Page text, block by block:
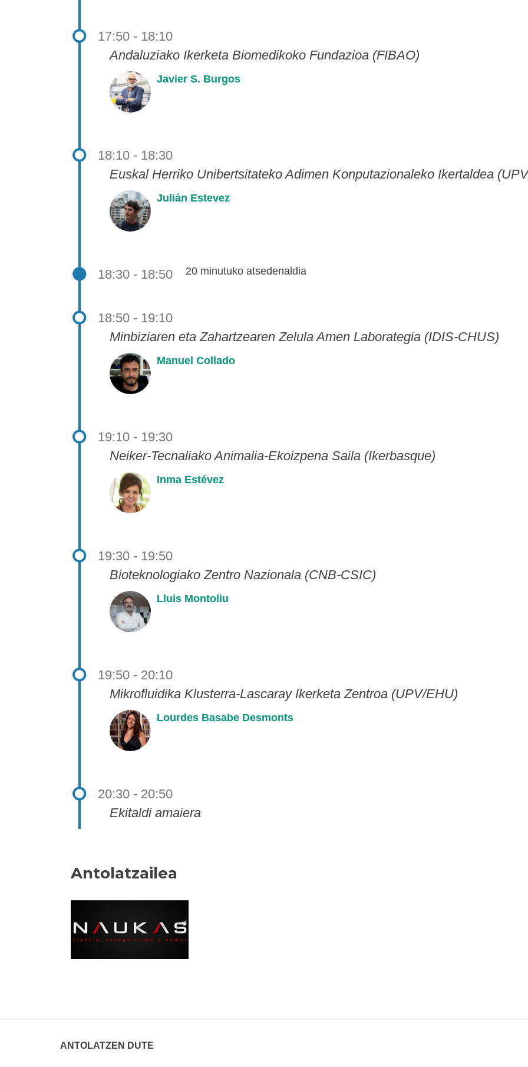
17:50 - 18:10
Andaluziako Ikerketa Biomedikoko Fundazioa (FIBAO)
Javier S. Burgos
18:10 - 18:30
Euskal Herriko Unibertsitateko Adimen Konputazionaleko Ikertaldea
Julián Estevez
18:30 - 18:50 20 minutuko atsedenaldia
18:50 - 19:10
Minbiziaren eta Zahartzearen Zelula Amen Laborategia (IDIS-CHUS)
Manuel Collado
19:10 - 19:30
Neiker-Tecnaliako Animalia-Ekoizpena Saila (Ikerbasque)
Inma Estévez
19:30 - 19:50
Bioteknologiako Zentro Nazionala (CNB-CSIC)
Lluis Montoliu
19:50 - 20:10
Mikrofluidika Klusterra-Lascaray Ikerketa Zentroa (UPV/EHU)
Lourdes Basabe Desmonts
20:30 - 20:50
Ekitaldi amaiera
Antolatzailea
ANTOLATZEN DUTE